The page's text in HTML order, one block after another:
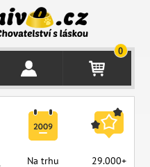
0
Na trhu
29.000+